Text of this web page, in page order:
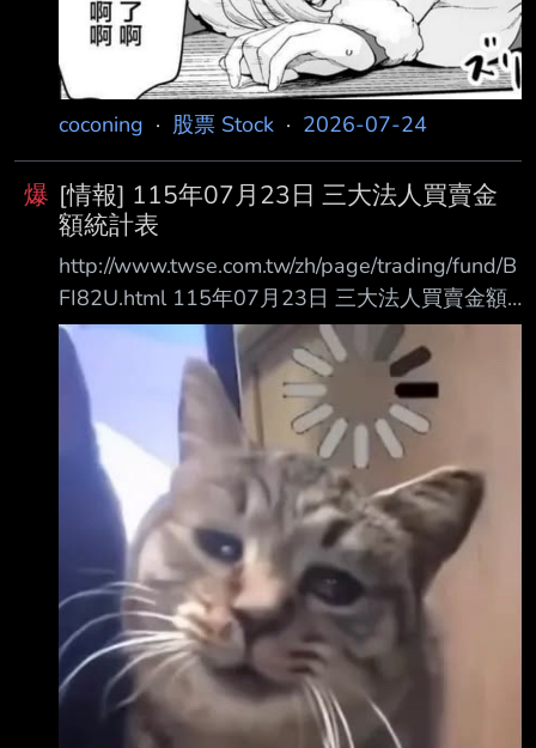
coconing · 股票 Stock · 2026-07-24
爆 [情報] 115年07月23日 三大法人買賣金
額統計表
http://www.twse.com.tw/zh/page/trading/fund/B
FI82U.html 115年07月23日 三大法人買賣金額
統計表 單位名稱 買進金額(億元) 賣出金額(億元)
買賣差額(億元) 自營商(自行買賣) 116.41 86.74
+29.67 自營商(避險) 266.16 253.90 +12.26 投
信 260.27 206.90 +53.36 外資及陸資 3573.94
3504.36 +69.57 外資自營商 0 0 0
===================